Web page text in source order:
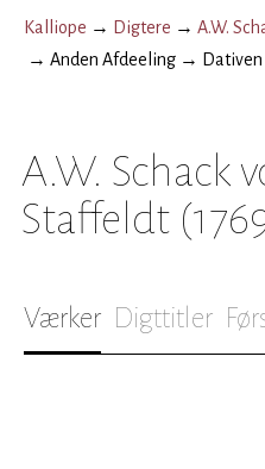
Kalliope → Digtere → A.W.
→ Anden Afdeeling → Dativen
A.W. Schack
Staffeldt
Værker Digttitler